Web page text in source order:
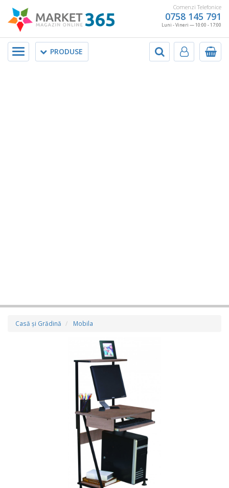
Comenzi Telefonice
0758 145 791
Luni - Vineri — 10:00 - 17:00
PRODUSE
Meniu
Casă şi Grădină Mobila